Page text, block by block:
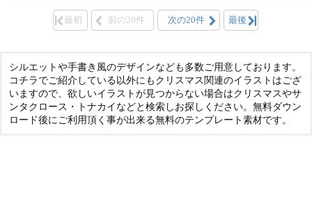
最初 前の20件 次の20件 最後
シルエットや手書き風のデザインなども多数ご用意しております。
コチラでご紹介している以外にもクリスマス関連のイラストはござ
いますので、欲しいイラストが見つからない場合はクリスマスやサ
ンタクロース・トナカイなどと検索しお探しください。無料ダウン
ロード後にご利用頂く事が出来る無料のテンプレート素材です。